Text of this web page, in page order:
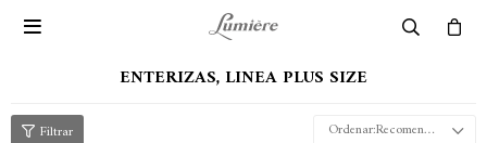

ENTERIZAS, LINEA PLUS SIZE
Recomendados